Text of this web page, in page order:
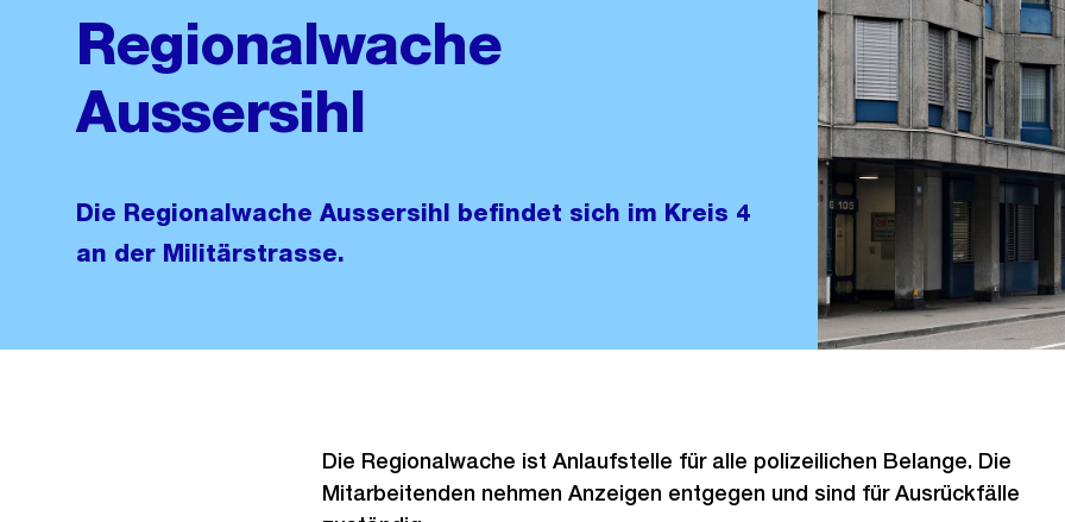
Regionalwache
Aussersihl
Die Regionalwache Aussersihl befindet sich im Kreis 4
an der Militärstrasse.
Die Regionalwache ist Anlaufstelle für alle polizeilichen Belange. Die
Mitarbeitenden nehmen Anzeigen entgegen und sind für Ausrückfälle